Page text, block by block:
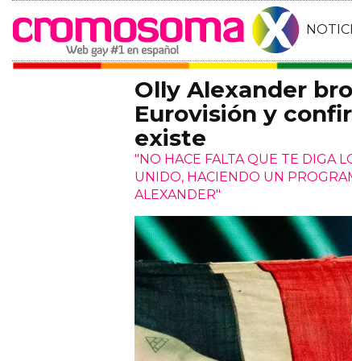
Olly Alexander
Eurovisión y
existe
"NO HACE FALTA QUE TE DIGA
UNIDO, HACIENDO UN
ALEXANDER"